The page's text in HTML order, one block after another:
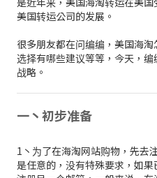
美国转运公司的发展。
很多朋友都在问编编，美国海
选择有哪些建议等等，今天，
战略。
一丶初步准备
1丶为了在海淘网站购物，先去
是任意的，没有特殊要求，如